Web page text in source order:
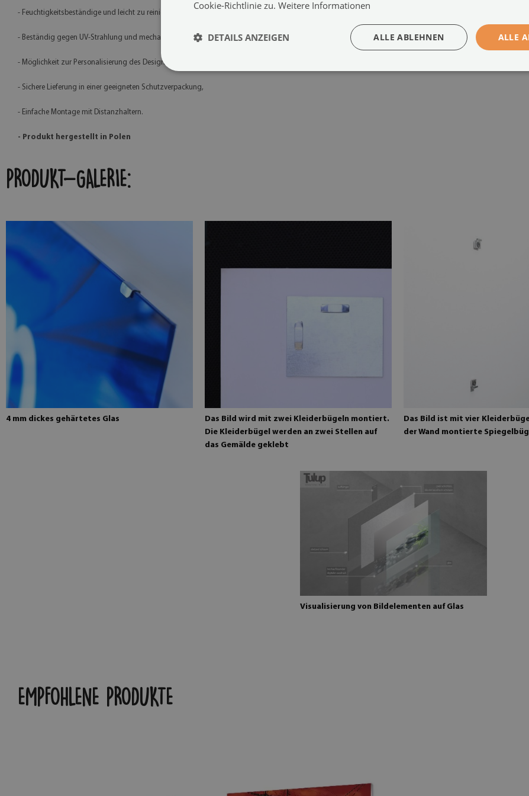
- Feuchtigkeitsbeständige und leicht zu reinigende Oberfläche,
- Beständig gegen UV-Strahlung und mechanische Beschädigungen,
- Möglichkeit zur Personalisierung des Designs,
- Sichere Lieferung in einer geeigneten Schutzverpackung,
- Einfache Montage mit Distanzhaltern.
- Produkt hergestellt in Polen
-
PRODUKT-GALERIE:
4 mm dickes gehärtetes Glas
Das Bild wird mit zwei Kleiderbügeln montiert.
Die Kleiderbügel werden an zwei Stellen auf
das Gemälde geklebt
Das Bild ist mit vier
der Wand montierte
Visualisierung von Bildelementen auf Glas
EMPFOHLENE PRODUKTE
Cookie-Richtlinie zu. Weitere Informationen
ALLE
ALLE ABLEHNEN
DETAILS ANZEIGEN